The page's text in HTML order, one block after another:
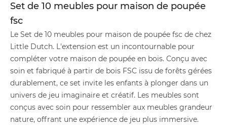
Set de 10 meubles pour maison de poupée
fsc
Le Set de 10 meubles pour maison de poupée fsc de chez
Little Dutch. L'extension est un incontournable pour
compléter votre maison de poupée en bois. Conçu avec
soin et fabriqué à partir de bois FSC issu de forêts gérées
durablement, ce set invite les enfants à plonger dans un
univers de jeu imaginaire et créatif. Les meubles sont
conçus avec soin pour ressembler aux meubles grandeur
nature, offrant une expérience de jeu plus immersive.